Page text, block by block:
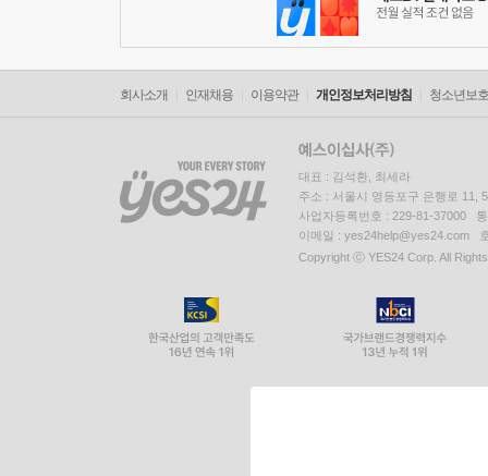
회사소개 인재채용 이용약관 개인정보처리방침 청소년보
대표 : 김석환, 최세라
주소 : 서울시 영등포구 은행로 11,
사업자등록번호 : 229-81-37000
이메일 : yes24help@yes24.com
Copyright ⓒ YES24 Corp. All